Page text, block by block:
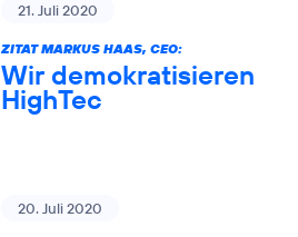
21. Juli 2020
ZITAT MARKUS HAAS, CEO:
Wir demokratisieren
HighTec
20. Juli 2020